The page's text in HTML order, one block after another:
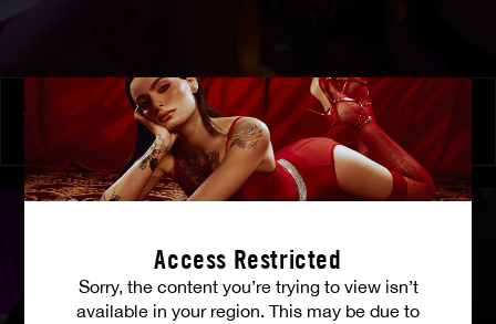
Access Restricted
Sorry, the content you’re trying to view isn’t
available in your region. This may be due to
À ses ordres
SHALINA DEVINE